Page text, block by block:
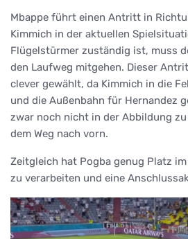
Mbappe führt einen Antritt in
Kimmich in der aktuellen
Flügelstürmer zuständig ist, muss
den Laufweg mitgehen. Dieser
clever gewählt, da Kimmich in die
und die Außenbahn für Hernandez
zwar noch nicht in der Abbildung
dem Weg nach vorn.
Zeitgleich hat Pogba genug Platz
zu verarbeiten und eine